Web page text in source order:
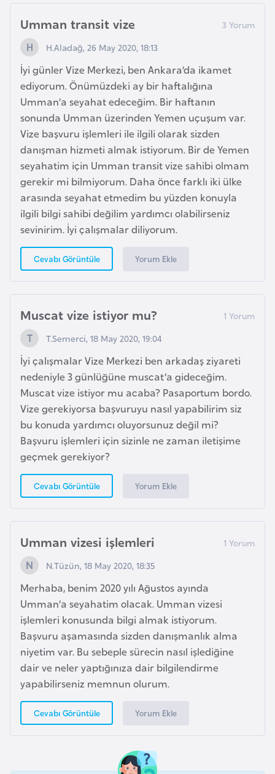
Umman transit vize
H.Aladağ, 26 May 2020, 18:13
İyi günler Vize Merkezi, ben Ankara’da ikamet
ediyorum. Önümüzdeki ay bir haftalığına
Umman’a seyahat edeceğim. Bir haftanın
sonunda Umman üzerinden Yemen uçuşum var.
Vize başvuru işlemleri ile ilgili olarak sizden
danışman hizmeti almak istiyorum. Bir de Yemen
seyahatim için Umman transit vize sahibi olmam
gerekir mi bilmiyorum. Daha önce farklı iki ülke
arasında seyahat etmedim bu yüzden konuyla
ilgili bilgi sahibi değilim yardımcı olabilirseniz
sevinirim. İyi çalışmalar diliyorum.
Cevabı Görüntüle Yorum Ekle
Muscat vize istiyor mu?
T.Semerci, 18 May 2020, 19:04
İyi çalışmalar Vize Merkezi ben arkadaş ziyareti
nedeniyle 3 günlüğüne muscat’a gideceğim.
Muscat vize istiyor mu acaba? Pasaportum bordo.
Vize gerekiyorsa başvuruyu nasıl yapabilirim siz
bu konuda yardımcı oluyorsunuz değil mi?
Başvuru işlemleri için sizinle ne zaman iletişime
geçmek gerekiyor?
Cevabı Görüntüle Yorum Ekle
Umman vizesi işlemleri
N.Tüzün, 18 May 2020, 18:35
Merhaba, benim 2020 yılı Ağustos ayında
Umman’a seyahatim olacak. Umman vizesi
işlemleri konusunda bilgi almak istiyorum.
Başvuru aşamasında sizden danışmanlık alma
niyetim var. Bu sebeple sürecin nasıl işlediğine
dair ve neler yaptığınıza dair bilgilendirme
yapabilirseniz memnun olurum.
Cevabı Görüntüle Yorum Ekle
e
y
K
o
r
e
G
ü
n
e
y
S
u
d
a
n
u
y
a
n
a
H
i
n
s
n
H
ı
r
v
a
t
i
a